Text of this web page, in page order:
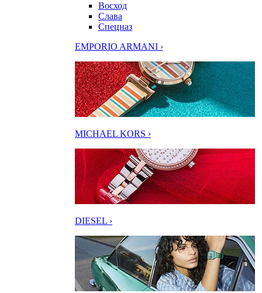
Восход
Слава
Спецназ
EMPORIO ARMANI ›
MICHAEL KORS ›
DIESEL ›